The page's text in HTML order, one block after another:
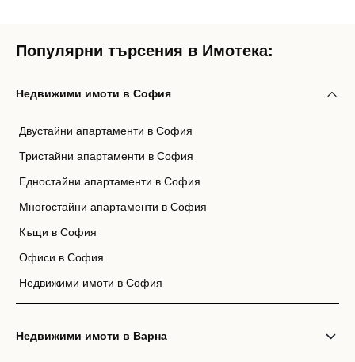
Популярни търсения в Имотека:
Недвижими имоти в София
Двустайни апартаменти в София
Тристайни апартаменти в София
Едностайни апартаменти в София
Многостайни апартаменти в София
Къщи в София
Офиси в София
Недвижими имоти в София
Недвижими имоти в Варна